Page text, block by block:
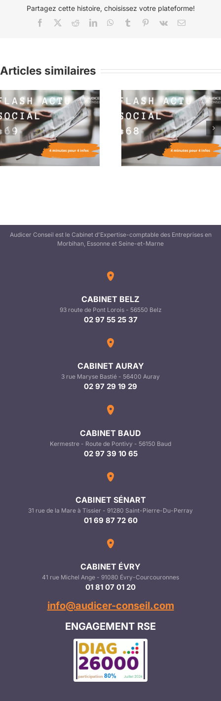
Partagez cette histoire, choisissez votre plateforme!
Facebook RedditLinkedInWhatsApp
Tumblr Pinterest
Vk Email
Articles similaires
Flash Actu Social #68 :
4 minutes pour 4 infos
Flash Actu Social
4 minutes pour 4
Audicer Conseil est le Cabinet d'Expertise-comptable des Entreprises en
Morbihan, Essonne et Seine-et-Marne
CABINET BELZ
93 route de Pont Lorois - 56550 Belz
02 97 55 25 37
CABINET AURAY
3 rue Maryse Bastié - 56400 Auray
02 97 29 19 29
CABINET BAUD
Kermestre - Route de Pontivy - 56150 Baud
02 97 39 10 65
CABINET SÉNART
31 rue de la Mare à Tissier - 91280 Saint-Pierre-Du-Perray
01 69 87 72 60
CABINET ÉVRY
41 rue Michel Ange - 91080 Évry-Courcouronnes
01 81 07 01 20
info@audicer-conseil.com
ENGAGEMENT RSE